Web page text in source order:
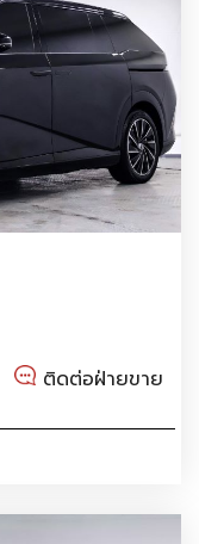
ติดต่อฝ่ายขาย